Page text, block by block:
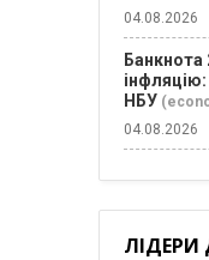
04.08.2026
Банкнота
інфляцію:
НБУ
04.08.2026